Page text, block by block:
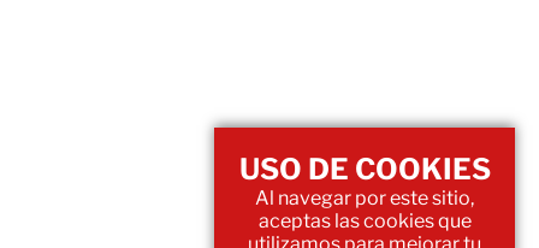
USO DE COOKIES
Al navegar por este sitio,
aceptas las cookies que